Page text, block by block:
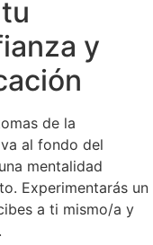
y
de la
al fondo del
mentalidad
Experimentarás un
a ti mismo/a y